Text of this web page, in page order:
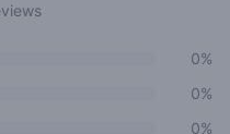
0%
0%
0%